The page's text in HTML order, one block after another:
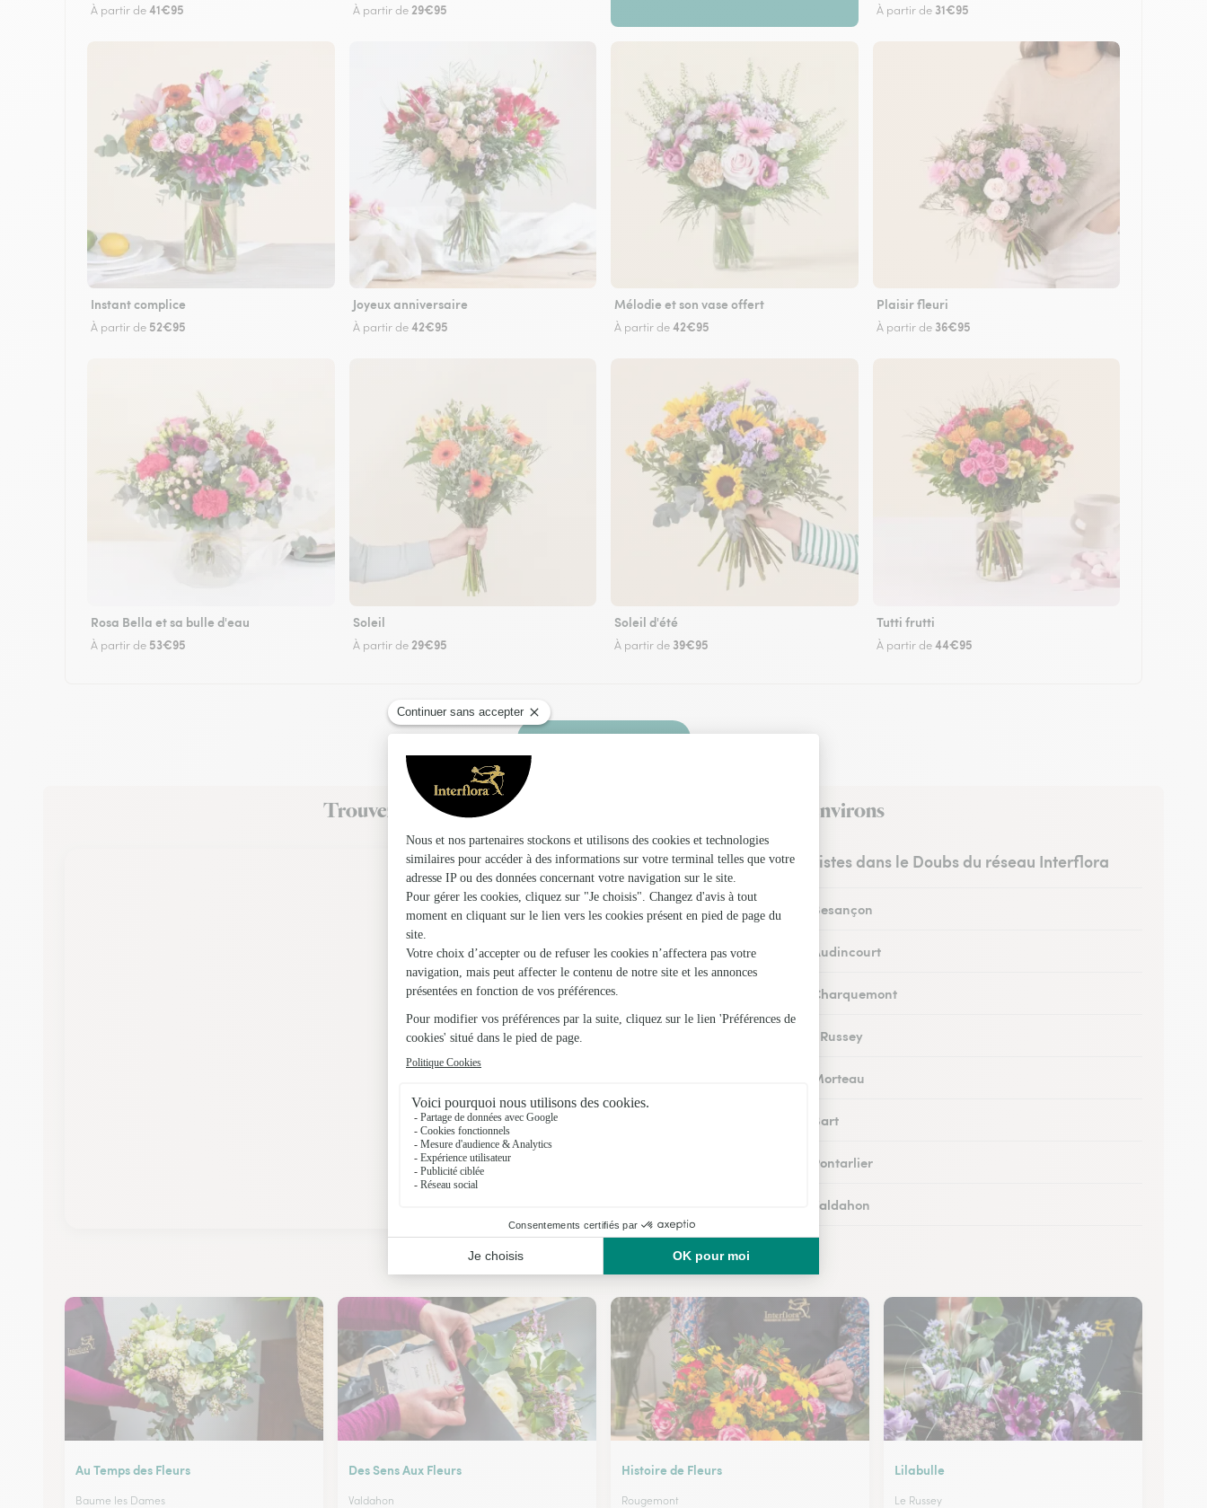
À partir de41€95 À partir de 29€95 À partir de 31€95
Instant complice
À partir de 52€95
Joyeux anniversaire
À partir de42€95
Mélodie et son vase offert
À partir de42€95
Plaisir fleuri
À partir de 36€95
Rosa Bella et sa bulle d'eau
À partir de 53€95
Soleil
À partir de 29€95
Soleil d'été
À partir de 39€95
Tutti frutti
À partir de44€95
Faire livrer des fleurs
Trouvez un fleuriste Interflora à Vaudrivillers et dans ses environs
Les fleuristes dans le Doubs du réseau Interflora
Fleuristes à Besançon
Fleuristes à Audincourt
Fleuristes à Charquemont
Fleuristes au Russey
Fleuristes à Morteau
Fleuristes à Bart
Fleuristes à Pontarlier
Fleuristes à Valdahon
Nos fleuristes à Vaudrivillers
Au Temps des Fleurs
Baume les Dames
Des Sens Aux Fleurs
Valdahon
Histoire de Fleurs
Rougemont
Lilabulle
Le Russey